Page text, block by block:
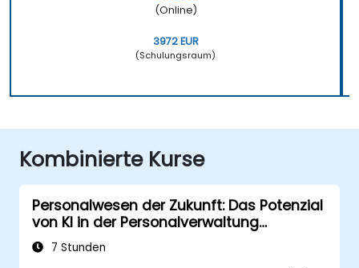
(Online)
3972 EUR
(Schulungsraum)
Kombinierte Kurse
Personalwesen der Zukunft: Das Potenzial
von KI in der Personalverwaltung
erschließen
7 Stunden